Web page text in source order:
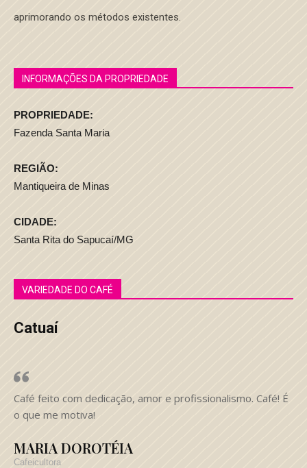
aprimorando os métodos existentes.
INFORMAÇÕES DA PROPRIEDADE
PROPRIEDADE:
Fazenda Santa Maria
REGIÃO:
Mantiqueira de Minas
CIDADE:
Santa Rita do Sapucaí/MG
VARIEDADE DO CAFÉ
Catuaí
Café feito com dedicação, amor e profissionalismo. Café! É
o que me motiva!
MARIA DOROTÉIA
Cafeicultora